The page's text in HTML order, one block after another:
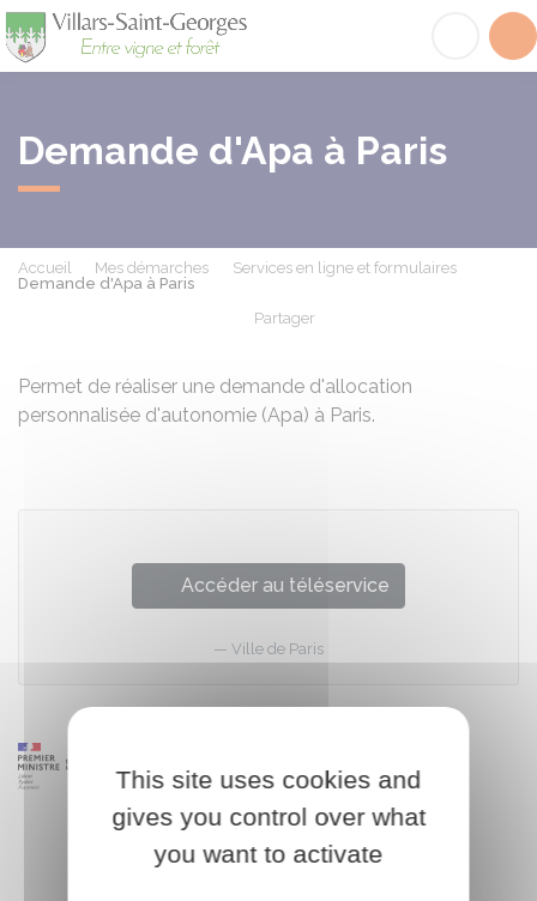
Demande d'Apa à Paris
Accueil Mes démarches
Services en ligne et formulaires
Demande d'Apa à Paris
Partager
Permet de réaliser une demande d'allocation
personnalisée d'autonomie (Apa) à Paris.
Accéder au téléservice
Ville de Paris
This site uses cookies and
gives you control over what
you want to activate